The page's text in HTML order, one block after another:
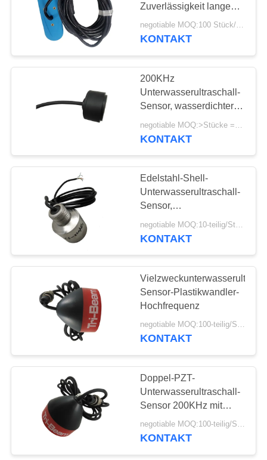
VERBINDUNG
SIE EIN
SITEMAP
PRIVACY
POLICY
Zuverlässigkeit lange
Lebensdauer
negotiable MOQ:100 Stück/Stücke
KONTAKT
200KHz
Unterwasserultraschall-
Sensor, wasserdichter
mit Ultraschallsensor für
die Fischerei des
KONTAKT
Edelstahl-Shell-
Unterwasserultraschall-
Sensor,
Ultraschalltiefen-Maß-
Sensor
negotiable MOQ:10-teilig/Stücke
KONTAKT
Sensor-Plastikwandler-
Hochfrequenz
negotiable MOQ:100-teilig/Stücke
KONTAKT
Doppel-PZT-
Unterwasserultraschall-
Sensor 200KHz mit
Bescheinigung ISO
9001
negotiable MOQ:100-teilig/Stücke
KONTAKT